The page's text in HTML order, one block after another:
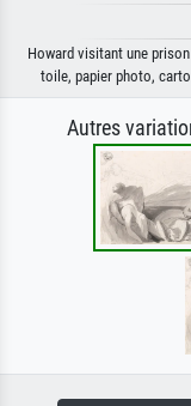
Howard visitant une
toile, papier photo,
Autres